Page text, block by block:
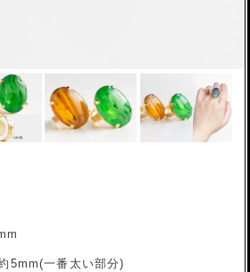
5mm(一番太い部分)